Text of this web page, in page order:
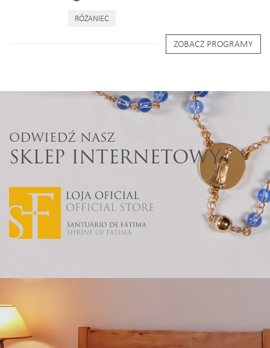
RÓŻANIEC
ZOBACZ PROGRAMY
ODWIEDŹ NASZ
SKLEP INTERNETOWY